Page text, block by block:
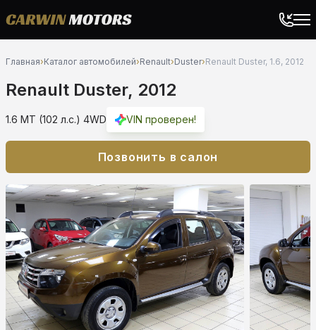
Главная›Каталог автомобилей›Renault›Duster›Renault Duster, 1.6, 2012
Renault Duster, 2012
1.6 MT (102 л.с.) 4WD VIN проверен!
Позвонить в салон